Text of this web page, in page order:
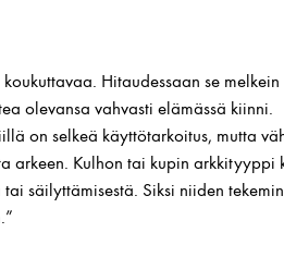
Hitaudessaan se
olevansa vahvasti elämässä kiinni.
on selkeä käyttötarkoitus, mutta
arkeen. Kulhon tai kupin arkkityyppi
säilyttämisestä. Siksi niiden